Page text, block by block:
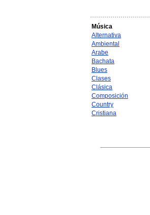
Música
Alternativa
Ambiental
Arabe
Bachata
Blues
Clases
Clásica
Composición
Country
Cristiana